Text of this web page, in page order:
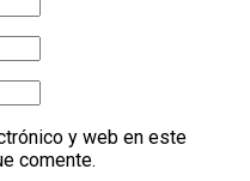
y web en este
comente.